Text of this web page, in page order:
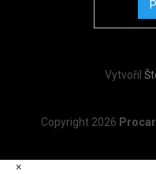
Vytvořil
Copyright 2026
×